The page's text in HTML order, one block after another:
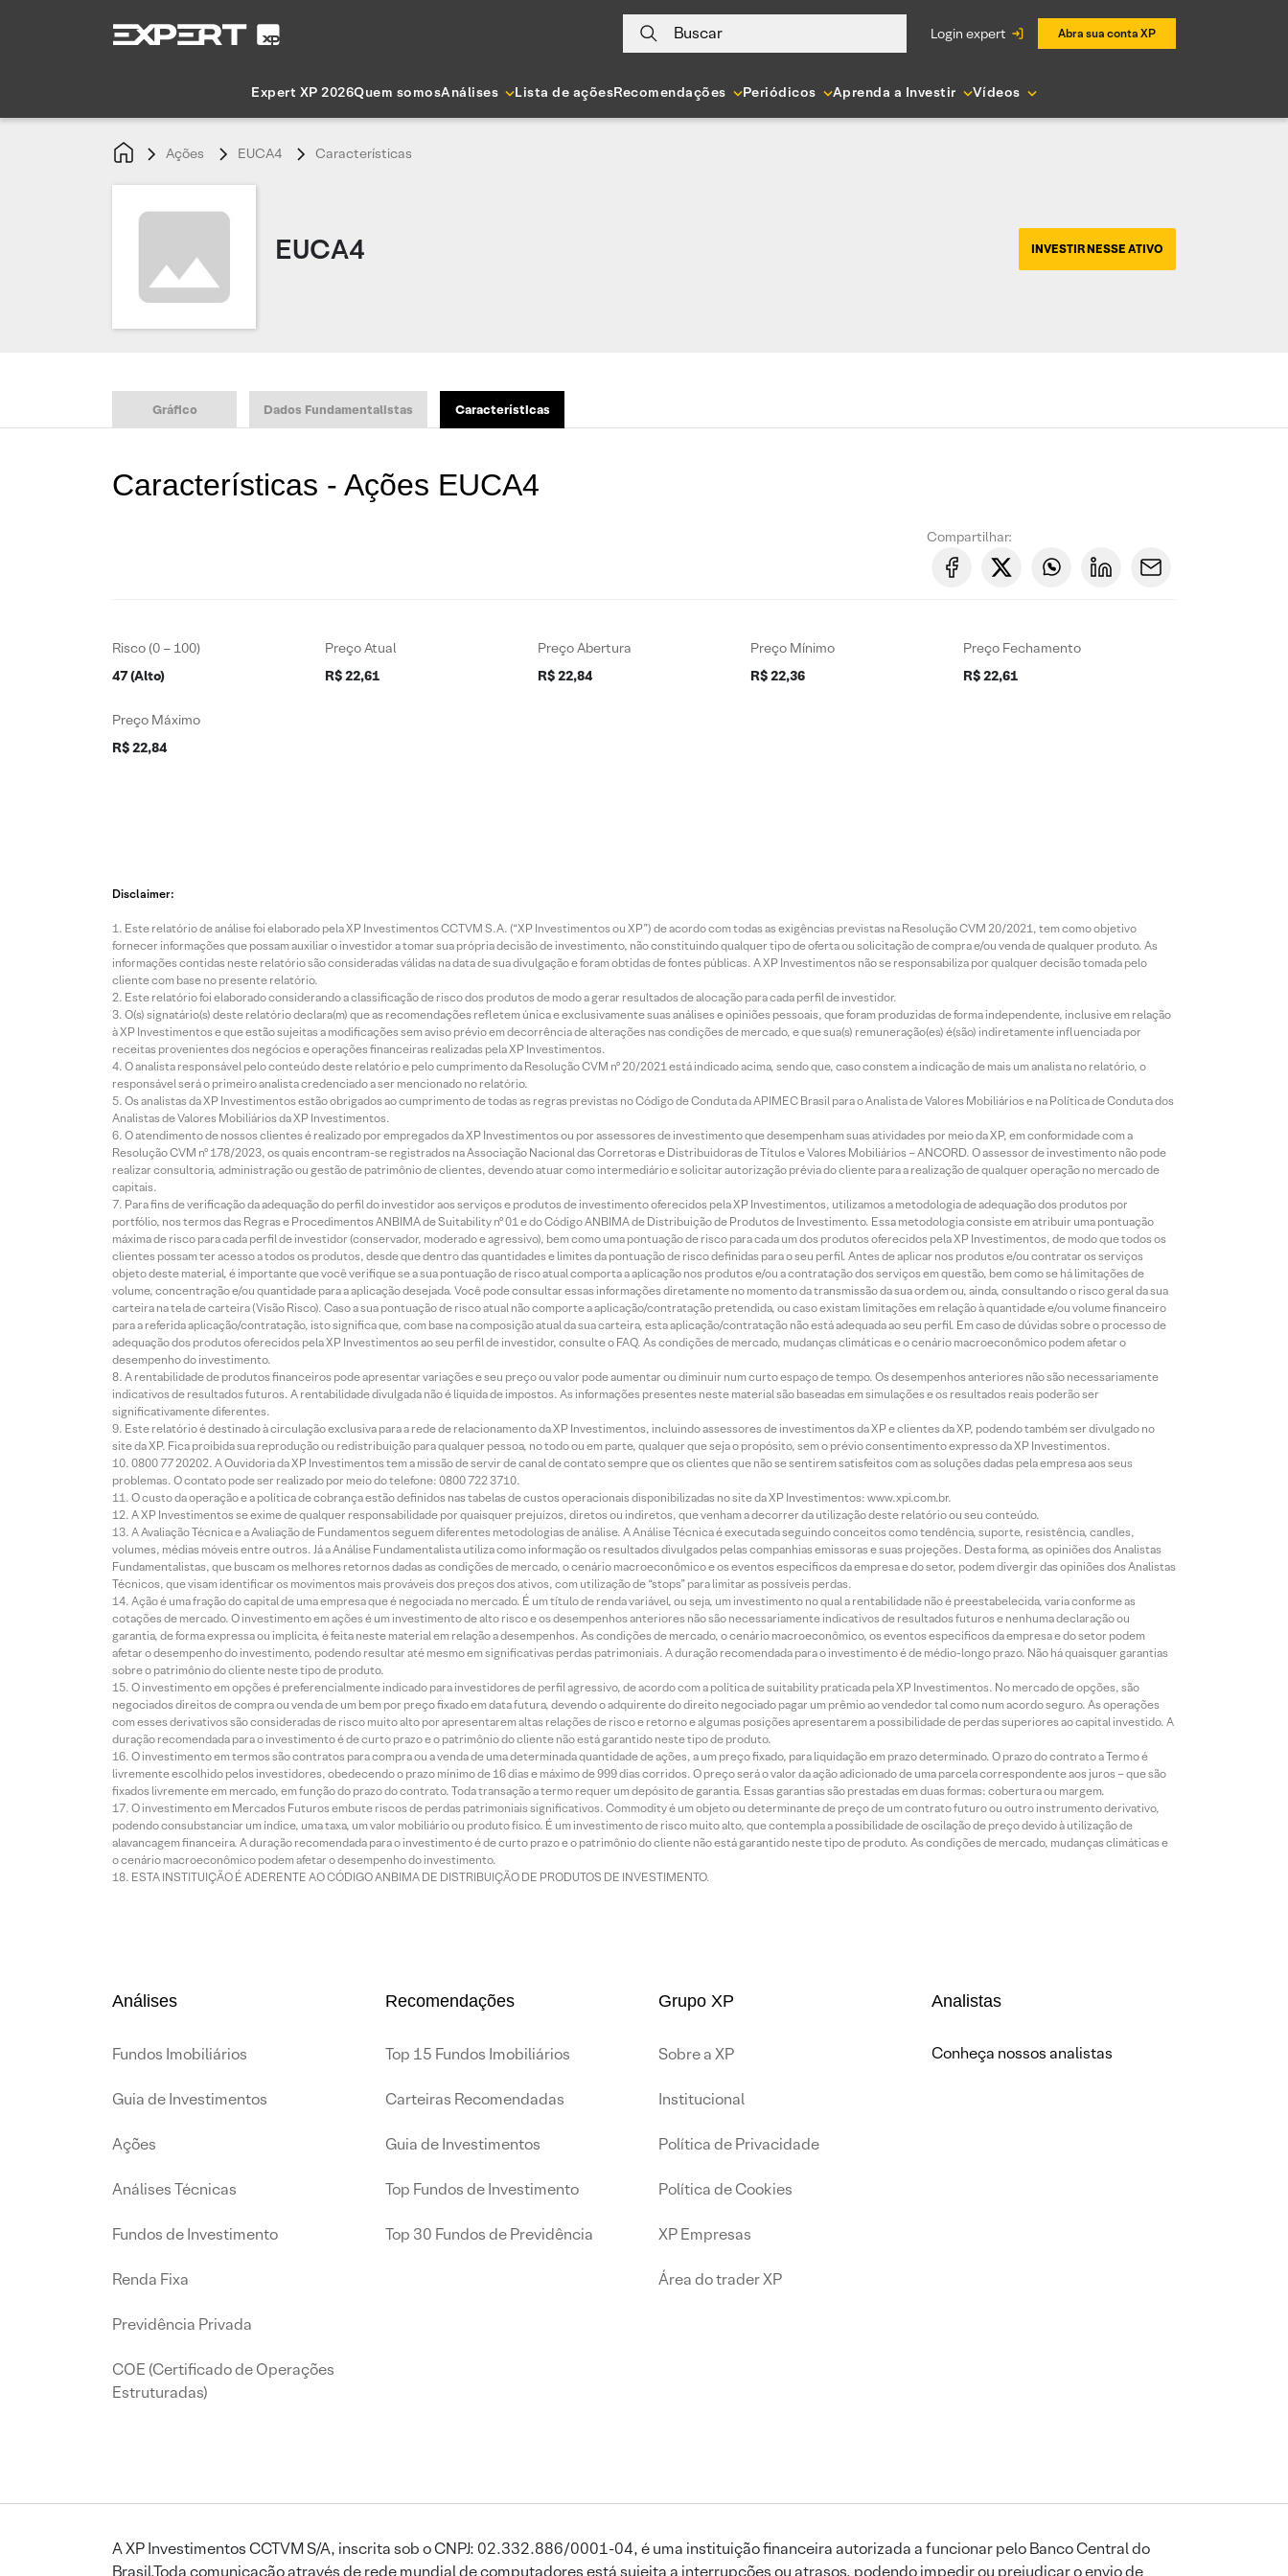
Buscar login expert Abra sua conta XP
Expert XP 2026Quem somosAnálises Lista de açõesRecomendações Periódicos Aprenda a Investir Vídeos
Ações EUCA4 Características
EUCA4 INVESTIR NESSE ATIVO
Gráfico Dados Fundamentalistas Características
Características - Ações EUCA4
Compartilhar:
Risco (0 – 100)
47 (Alto)
Preço Atual
R$ 22,61
Preço Abertura
R$ 22,84
Preço Mínimo
R$ 22,36
Preço Fechamento
R$ 22,61
Preço Máximo
R$ 22,84
Disclaimer:
Este relatório de análise foi elaborado pela XP Investimentos CCTVM S.A. (“XP Investimentos ou XP”) de acordo com todas as exigências previstas na Resolução CVM 20/2021, tem como objetivo
fornecer informações que possam auxiliar o investidor a tomar sua própria decisão de investimento, não constituindo qualquer tipo de oferta ou solicitação de compra e/ou venda de qualquer produto. As
informações contidas neste relatório são consideradas válidas na data de sua divulgação e foram obtidas de fontes públicas. A XP Investimentos não se responsabiliza por qualquer decisão tomada pelo
cliente com base no presente relatório.
Este relatório foi elaborado considerando a classificação de risco dos produtos de modo a gerar resultados de alocação para cada perfil de investidor.
O(s) signatário(s) deste relatório declara(m) que as recomendações refletem única e exclusivamente suas análises e opiniões pessoais, que foram produzidas de forma independente, inclusive em relação
à XP Investimentos e que estão sujeitas a modificações sem aviso prévio em decorrência de alterações nas condições de mercado, e que sua(s) remuneração(es) é(são) indiretamente influenciada por
receitas provenientes dos negócios e operações financeiras realizadas pela XP Investimentos.
O analista responsável pelo conteúdo deste relatório e pelo cumprimento da Resolução CVM nº 20/2021 está indicado acima, sendo que, caso constem a indicação de mais um analista no relatório, o
responsável será o primeiro analista credenciado a ser mencionado no relatório.
Os analistas da XP Investimentos estão obrigados ao cumprimento de todas as regras previstas no Código de Conduta da APIMEC Brasil para o Analista de Valores Mobiliários e na Política de Conduta dos
Analistas de Valores Mobiliários da XP Investimentos.
O atendimento de nossos clientes é realizado por empregados da XP Investimentos ou por assessores de investimento que desempenham suas atividades por meio da XP, em conformidade com a
Resolução CVM nº 178/2023, os quais encontram-se registrados na Associação Nacional das Corretoras e Distribuidoras de Títulos e Valores Mobiliários – ANCORD. O assessor de investimento não pode
realizar consultoria, administração ou gestão de patrimônio de clientes, devendo atuar como intermediário e solicitar autorização prévia do cliente para a realização de qualquer operação no mercado de
capitais.
Para fins de verificação da adequação do perfil do investidor aos serviços e produtos de investimento oferecidos pela XP Investimentos, utilizamos a metodologia de adequação dos produtos por
portfólio, nos termos das Regras e Procedimentos ANBIMA de Suitability nº 01 e do Código ANBIMA de Distribuição de Produtos de Investimento. Essa metodologia consiste em atribuir uma pontuação
máxima de risco para cada perfil de investidor (conservador, moderado e agressivo), bem como uma pontuação de risco para cada um dos produtos oferecidos pela XP Investimentos, de modo que todos os
clientes possam ter acesso a todos os produtos, desde que dentro das quantidades e limites da pontuação de risco definidas para o seu perfil. Antes de aplicar nos produtos e/ou contratar os serviços
objeto deste material, é importante que você verifique se a sua pontuação de risco atual comporta a aplicação nos produtos e/ou a contratação dos serviços em questão, bem como se há limitações de
volume, concentração e/ou quantidade para a aplicação desejada. Você pode consultar essas informações diretamente no momento da transmissão da sua ordem ou, ainda, consultando o risco geral da sua
carteira na tela de carteira (Visão Risco). Caso a sua pontuação de risco atual não comporte a aplicação/contratação pretendida, ou caso existam limitações em relação à quantidade e/ou volume financeiro
para a referida aplicação/contratação, isto significa que, com base na composição atual da sua carteira, esta aplicação/contratação não está adequada ao seu perfil. Em caso de dúvidas sobre o processo de
adequação dos produtos oferecidos pela XP Investimentos ao seu perfil de investidor, consulte o FAQ. As condições de mercado, mudanças climáticas e o cenário macroeconômico podem afetar o
desempenho do investimento.
A rentabilidade de produtos financeiros pode apresentar variações e seu preço ou valor pode aumentar ou diminuir num curto espaço de tempo. Os desempenhos anteriores não são necessariamente
indicativos de resultados futuros. A rentabilidade divulgada não é líquida de impostos. As informações presentes neste material são baseadas em simulações e os resultados reais poderão ser
significativamente diferentes.
Este relatório é destinado à circulação exclusiva para a rede de relacionamento da XP Investimentos, incluindo assessores de investimentos da XP e clientes da XP, podendo também ser divulgado no
site da XP. Fica proibida sua reprodução ou redistribuição para qualquer pessoa, no todo ou em parte, qualquer que seja o propósito, sem o prévio consentimento expresso da XP Investimentos.
0800 77 20202. A Ouvidoria da XP Investimentos tem a missão de servir de canal de contato sempre que os clientes que não se sentirem satisfeitos com as soluções dadas pela empresa aos seus
problemas. O contato pode ser realizado por meio do telefone: 0800 722 3710.
O custo da operação e a política de cobrança estão definidos nas tabelas de custos operacionais disponibilizadas no site da XP Investimentos: www.xpi.com.br.
A XP Investimentos se exime de qualquer responsabilidade por quaisquer prejuízos, diretos ou indiretos, que venham a decorrer da utilização deste relatório ou seu conteúdo.
A Avaliação Técnica e a Avaliação de Fundamentos seguem diferentes metodologias de análise. A Análise Técnica é executada seguindo conceitos como tendência, suporte, resistência, candles,
volumes, médias móveis entre outros. Já a Análise Fundamentalista utiliza como informação os resultados divulgados pelas companhias emissoras e suas projeções. Desta forma, as opiniões dos Analistas
Fundamentalistas, que buscam os melhores retornos dadas as condições de mercado, o cenário macroeconômico e os eventos específicos da empresa e do setor, podem divergir das opiniões dos Analistas
Técnicos, que visam identificar os movimentos mais prováveis dos preços dos ativos, com utilização de “stops” para limitar as possíveis perdas.
Ação é uma fração do capital de uma empresa que é negociada no mercado. É um título de renda variável, ou seja, um investimento no qual a rentabilidade não é preestabelecida, varia conforme as
cotações de mercado. O investimento em ações é um investimento de alto risco e os desempenhos anteriores não são necessariamente indicativos de resultados futuros e nenhuma declaração ou
garantia, de forma expressa ou implícita, é feita neste material em relação a desempenhos. As condições de mercado, o cenário macroeconômico, os eventos específicos da empresa e do setor podem
afetar o desempenho do investimento, podendo resultar até mesmo em significativas perdas patrimoniais. A duração recomendada para o investimento é de médio-longo prazo. Não há quaisquer garantias
sobre o patrimônio do cliente neste tipo de produto.
O investimento em opções é preferencialmente indicado para investidores de perfil agressivo, de acordo com a política de suitability praticada pela XP Investimentos. No mercado de opções, são
negociados direitos de compra ou venda de um bem por preço fixado em data futura, devendo o adquirente do direito negociado pagar um prêmio ao vendedor tal como num acordo seguro. As operações
com esses derivativos são consideradas de risco muito alto por apresentarem altas relações de risco e retorno e algumas posições apresentarem a possibilidade de perdas superiores ao capital investido. A
duração recomendada para o investimento é de curto prazo e o patrimônio do cliente não está garantido neste tipo de produto.
O investimento em termos são contratos para compra ou a venda de uma determinada quantidade de ações, a um preço fixado, para liquidação em prazo determinado. O prazo do contrato a Termo é
livremente escolhido pelos investidores, obedecendo o prazo mínimo de 16 dias e máximo de 999 dias corridos. O preço será o valor da ação adicionado de uma parcela correspondente aos juros – que são
fixados livremente em mercado, em função do prazo do contrato. Toda transação a termo requer um depósito de garantia. Essas garantias são prestadas em duas formas: cobertura ou margem.
O investimento em Mercados Futuros embute riscos de perdas patrimoniais significativos. Commodity é um objeto ou determinante de preço de um contrato futuro ou outro instrumento derivativo,
podendo consubstanciar um índice, uma taxa, um valor mobiliário ou produto físico. É um investimento de risco muito alto, que contempla a possibilidade de oscilação de preço devido à utilização de
alavancagem financeira. A duração recomendada para o investimento é de curto prazo e o patrimônio do cliente não está garantido neste tipo de produto. As condições de mercado, mudanças climáticas e
o cenário macroeconômico podem afetar o desempenho do investimento.
ESTA INSTITUIÇÃO É ADERENTE AO CÓDIGO ANBIMA DE DISTRIBUIÇÃO DE PRODUTOS DE INVESTIMENTO.
Análises
Fundos Imobiliários
Guia de Investimentos
Ações
Análises Técnicas
Fundos de Investimento
Renda Fixa
Previdência Privada
COE (Certificado de Operações
Estruturadas)
Recomendações
Top 15 Fundos Imobiliários
Carteiras Recomendadas
Guia de Investimentos
Top Fundos de Investimento
Top 30 Fundos de Previdência
Grupo XP
Sobre a XP
Institucional
Política de Privacidade
Política de Cookies
XP Empresas
Área do trader XP
Analistas
Conheça nossos analistas
A XP Investimentos CCTVM S/A, inscrita sob o CNPJ: 02.332.886/0001-04, é uma instituição financeira autorizada a funcionar pelo Banco Central do
Brasil.Toda comunicação através de rede mundial de computadores está sujeita a interrupções ou atrasos, podendo impedir ou prejudicar o envio de